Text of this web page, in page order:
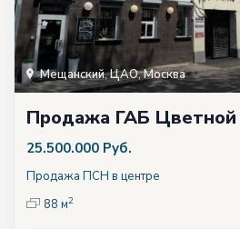
Мещанский,ЦАО,Москва
Продажа ГАБ Цветной
25.500.000 Руб.
Продажа ПСН в центре
88 м2